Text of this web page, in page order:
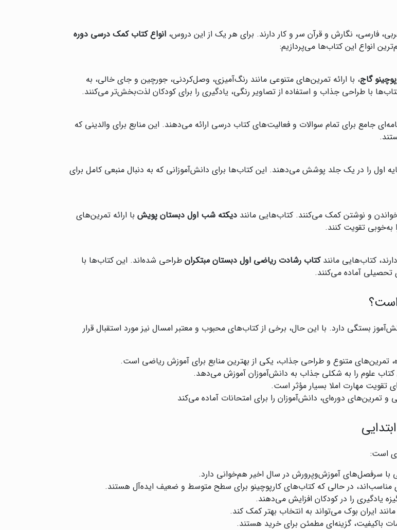
فارسی، نگارش و قرآن سر و کار دارند. برای هر یک از این دروس، انواع کتاب کمک درسی دوره
انواع این کتاب‌ها می‌پردازیم:
گاج، با ارائه تمرین‌های متنوعی مانند رنگ‌آمیزی، وصل‌کردنی، جورچین و جای خالی، به
با طراحی جذاب و استفاده از تصاویر رنگی، یادگیری را برای کودکان لذت‌بخش‌تر می‌کنند.
جامع برای تمام سوالات و فعالیت‌های کتاب درسی ارائه می‌دهند. این منابع برای والدینی که
اول را در یک جلد پوشش می‌دهند. این کتاب‌ها برای دانش‌آموزانی که به دنبال منبعی کامل برای
و نوشتن کمک می‌کنند. کتاب‌هایی مانند دیکته شب اول دبستان پویش با ارائه تمرین‌های
به‌خوبی تقویت کنند.
کتاب‌هایی مانندکتاب رشادت ریاضی اول دبستان مبتکران طراحی شده‌اند. این کتاب‌ها با
تحصیلی آماده می‌کنند.
است؟
بستگی دارد. با این حال، برخی از کتاب‌های محبوب و معتبر امسال نیز مورد استقبال قرار
تمرین‌های متنوع و طراحی جذاب، یکی از بهترین منابع برای آموزش ریاضی است.
علوم را به شکلی جذاب به دانش‌آموزان آموزش می‌دهد.
تقویت مهارت املا بسیار مؤثر است.
تمرین‌های دوره‌ای، دانش‌آموزان را برای امتحانات آماده می‌کند
است:
با سرفصل‌های آموزش‌وپرورش در سال اخیر هم‌خوانی دارد.
مناسب‌اند، در حالی که کتاب‌های کارپوچینو برای سطح متوسط و ضعیف ایده‌آل هستند.
یادگیری را در کودکان افزایش می‌دهند.
ایران بوک می‌تواند به انتخاب بهتر کمک کند.
باکیفیت، گزینه‌ای مطمئن برای خرید هستند.